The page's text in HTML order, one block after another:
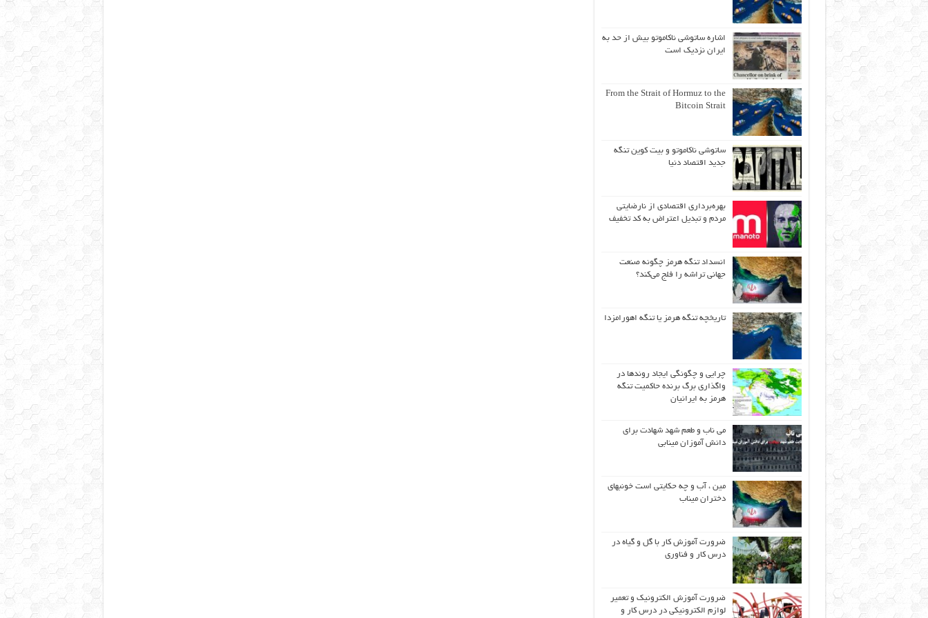
اشاره ساتوشی ناکاموتو بیش از حد به
ایران نزدیک است
From the Strait of Hormuz to the
Bitcoin Strait
ساتوشی ناکاموتو و بیت کوین تنگه
جدید اقتصاد دنیا
بهره‌برداری اقتصادی از نارضایتی
مردم و تبدیل اعتراض به کد تخفیف
انسداد تنگه هرمز چگونه صنعت
جهانی تراشه را فلج می‌کند؟
تاریخچه تنگه هرمز یا تنگه اهورامزدا
چرایی و چگونگی ایجاد روندها در
واگذاری برگ برنده حاکمیت تنگه
هرمز به ایرانیان
می ناب و طعم شهد شهادت برای
دانش آموزان مینابی
مین ، آب و چه حکایتی است خونبهای
دختران میناب
ضرورت آموزش کار با گل و گیاه در
درس کار و فناوری
ضرورت آموزش الکترونیک و تعمیر
لوازم الکترونیکی در درس کار و